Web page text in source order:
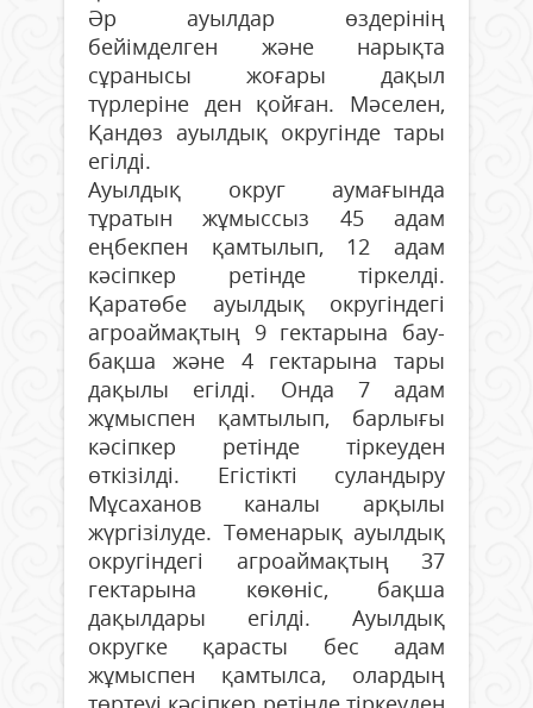
Әр ауылдар өздерінің
бейімделген және нарықта
сұранысы жоғары дақыл
түрлеріне ден қойған. Мәселен,
Қандөз ауылдық округінде тары
егілді.
Ауылдық округ аумағында
тұратын жұмыссыз 45 адам
еңбекпен қамтылып, 12 адам
кәсіпкер ретінде тіркелді.
Қаратөбе ауылдық округіндегі
агроаймақтың 9 гектарына бау-
бақша және 4 гектарына тары
дақылы егілді. Онда 7 адам
жұмыспен қамтылып, барлығы
кәсіпкер ретінде тіркеуден
өткізілді. Егістікті суландыру
Мұсаханов каналы арқылы
жүргізілуде. Төменарық ауылдық
округіндегі агроаймақтың 37
гектарына көкөніс, бақша
дақылдары егілді. Ауылдық
округке қарасты бес адам
жұмыспен қамтылса, олардың